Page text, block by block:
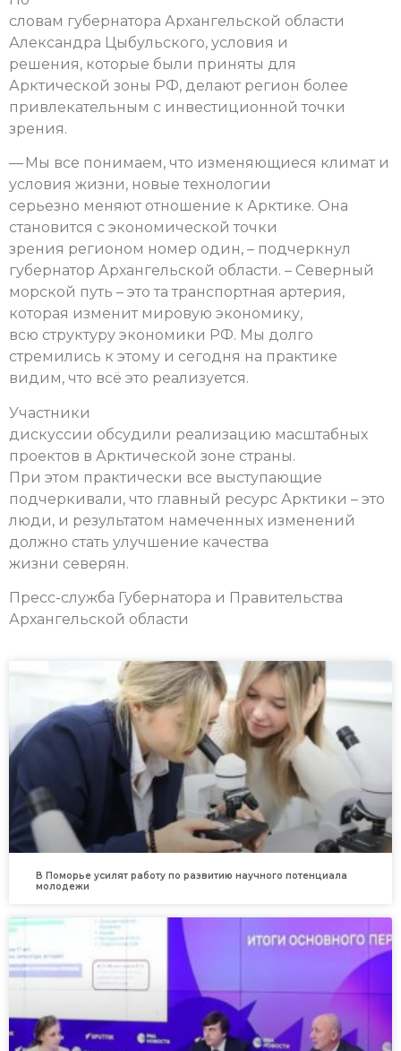
словам губернатора Архангельской области
Александра Цыбульского, условия и
решения, которые были приняты для
Арктической зоны РФ, делают регион более
привлекательным с инвестиционной точки
зрения.
— Мы все понимаем, что изменяющиеся климат и
условия жизни, новые технологии
серьезно меняют отношение к Арктике. Она
становится с экономической точки
зрения регионом номер один, – подчеркнул
губернатор Архангельской области. – Северный
морской путь – это та транспортная артерия,
которая изменит мировую экономику,
всю структуру экономики РФ. Мы долго
стремились к этому и сегодня на практике
видим, что всё это реализуется.
Участники
дискуссии обсудили реализацию масштабных
проектов в Арктической зоне страны.
При этом практически все выступающие
подчеркивали, что главный ресурс Арктики – это
люди, и результатом намеченных изменений
должно стать улучшение качества
жизни северян.
Пресс-служба Губернатора и Правительства
Архангельской области
В Поморье усилят работу по развитию научного потенциала
молодежи